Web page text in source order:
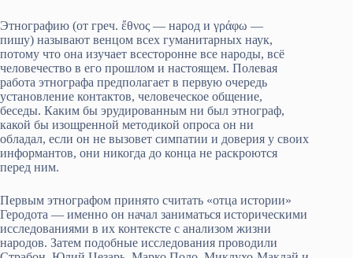
Этнографию (от греч. ἔθνος — народ и γράφω —
пишу) называют венцом всех гуманитарных наук,
потому что она изучает всесторонне все народы, всё
человечество в его прошлом и настоящем. Полевая
работа этнографа предполагает в первую очередь
установление контактов, человеческое общение,
беседы. Каким бы эрудированным ни был этнограф,
какой бы изощренной методикой опроса он ни
обладал, если он не вызовет симпатии и доверия у своих
информантов, они никогда до конца не раскроются
перед ним.
Первым этнографом принято считать «отца истории»
Геродота — именно он начал заниматься историческими
исследованиями в их контексте с анализом жизни
народов. Затем подобные исследования проводили